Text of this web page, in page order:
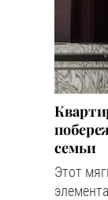
семьи
Этот